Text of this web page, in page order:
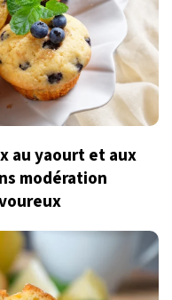
au yaourt et aux
modération